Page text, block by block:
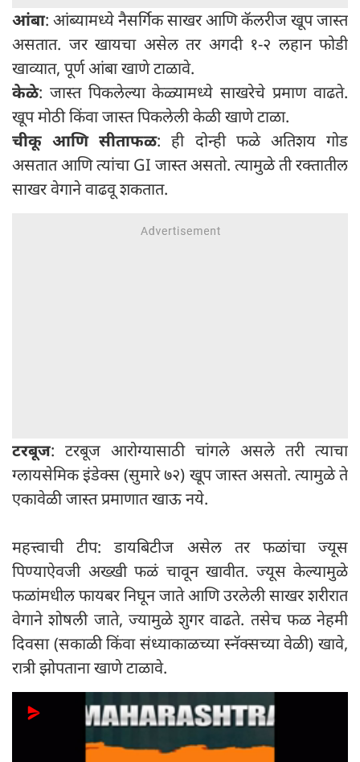
आंबा: आंब्यामध्ये नैसर्गिक साखर आणि कॅलरीज खूप जास्त
असतात. जर खायचा असेल तर अगदी १-२ लहान फोडी
खाव्यात, पूर्ण आंबा खाणे टाळावे.
केळे: जास्त पिकलेल्या केळ्यामध्ये साखरेचे प्रमाण वाढते.
खूप मोठी किंवा जास्त पिकलेली केळी खाणे टाळा.
चीकू आणि सीताफळ: ही दोन्ही फळे अतिशय गोड
असतात आणि त्यांचा GI जास्त असतो. त्यामुळे ती रक्तातील
साखर वेगाने वाढवू शकतात.
टरबूज: टरबूज आरोग्यासाठी चांगले असले तरी त्याचा
ग्लायसेमिक इंडेक्स (सुमारे ७२) खूप जास्त असतो. त्यामुळे ते
एकावेळी जास्त प्रमाणात खाऊ नये.
महत्त्वाची टीप: डायबिटीज असेल तर फळांचा ज्यूस
पिण्याऐवजी अख्खी फळं चावून खावीत. ज्यूस केल्यामुळे
फळांमधील फायबर निघून जाते आणि उरलेली साखर शरीरात
वेगाने शोषली जाते, ज्यामुळे शुगर वाढते. तसेच फळ नेहमी
दिवसा (सकाळी किंवा संध्याकाळच्या स्नॅक्सच्या वेळी) खावे,
रात्री झोपताना खाणे टाळावे.